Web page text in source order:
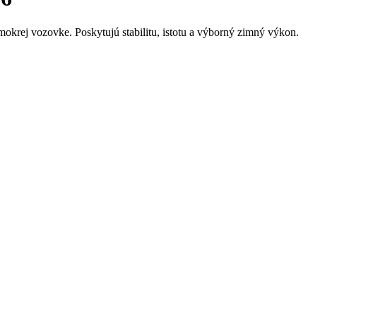
vozovke. Poskytujú stabilitu, istotu a výborný zimný výkon.